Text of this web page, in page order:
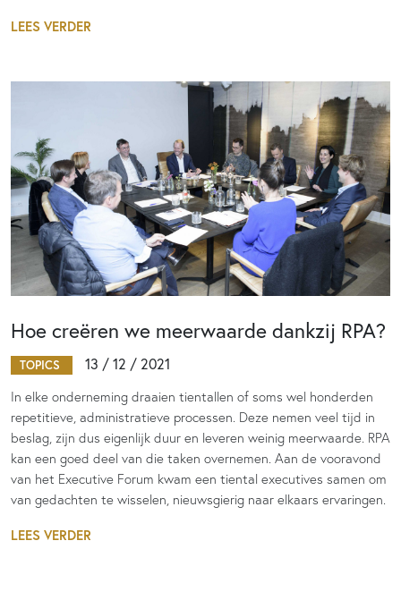
LEES VERDER
Hoe creëren we meerwaarde dankzij RPA?
TOPICS 13 / 12 / 2021
In elke onderneming draaien tientallen of soms wel honderden
repetitieve, administratieve processen. Deze nemen veel tijd in
beslag, zijn dus eigenlijk duur en leveren weinig meerwaarde. RPA
kan een goed deel van die taken overnemen. Aan de vooravond
van het Executive Forum kwam een tiental executives samen om
van gedachten te wisselen, nieuwsgierig naar elkaars ervaringen.
LEES VERDER